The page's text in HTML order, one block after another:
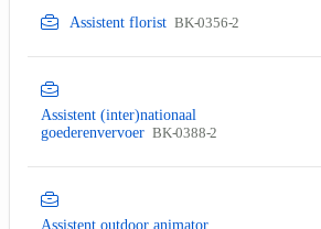
Assistent florist BK-0356-2
Assistent (inter)nationaal
goederenvervoer BK-0388-2
Assistent outdoor animator